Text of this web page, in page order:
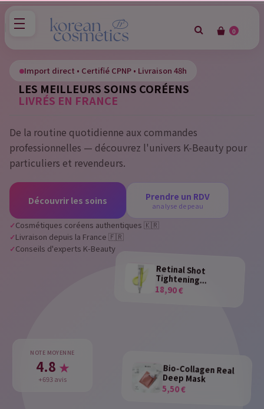
0
Import direct • Certifié CPNP • Livraison 48h
LES MEILLEURS SOINS CORÉENS
LIVRÉS EN FRANCE
De la routine quotidienne aux commandes
professionnelles — découvrez l'univers K-Beauty pour
particuliers et revendeurs.
Découvrir les soins Prendre un RDV
analyse de peau
Cosmétiques coréens authentiques 🇰🇷
Livraison depuis la France 🇫🇷
Conseils d'experts K-Beauty
Retinal Shot
Tightening...
18,90 €
Bio-Collagen Real
Deep Mask
5,50 €
NOTE MOYENNE
4.8 ★
+693 avis
Sign in
You need to be logged in to save products in your wish
list.
Cancel